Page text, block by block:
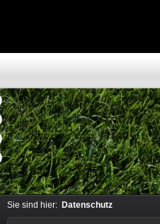
Sie sind hier: Datenschutz